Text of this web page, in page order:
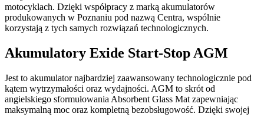
motocyklach. Dzięki współpracy z marką akumulatorów
produkowanych w Poznaniu pod nazwą Centra, wspólnie
korzystają z tych samych rozwiązań technologicznych.
Akumulatory Exide Start-Stop AGM
Jest to akumulator najbardziej zaawansowany technologicznie pod
kątem wytrzymałości oraz wydajności. AGM to skrót od
angielskiego sformułowania Absorbent Glass Mat zapewniając
maksymalną moc oraz kompletną bezobsługowość. Dzięki swojej